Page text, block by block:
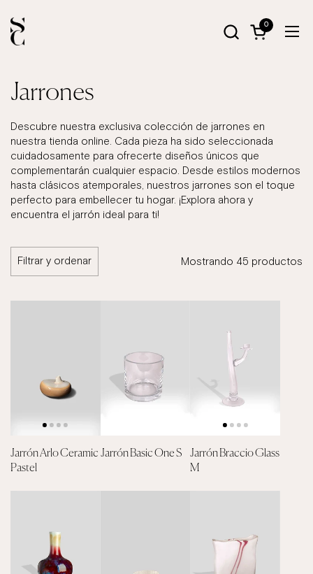
Abrir carrito
0
Jarrones
Descubre nuestra exclusiva colección de jarrones en
nuestra tienda online. Cada pieza ha sido seleccionada
cuidadosamente para ofrecerte diseños únicos que
complementarán cualquier espacio. Desde estilos modernos
hasta clásicos atemporales, nuestros jarrones son el toque
perfecto para embellecer tu hogar. ¡Explora ahora y
encuentra el jarrón ideal para ti!
Filtrar y ordenar Mostrando 45 productos
Jarrón Arlo Ceramic
Pastel
Jarrón Basic One S
Jarrón Braccio Glass
M